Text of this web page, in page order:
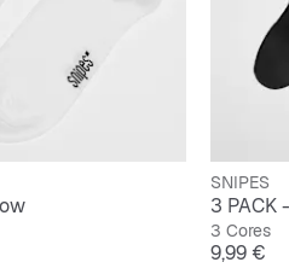
SNIPES
3 Cores
Preço
9,99 €